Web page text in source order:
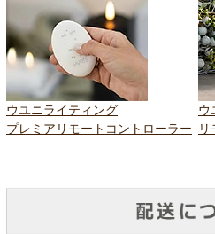
ウユニライティング
プレミアリモートコントローラー
ウ